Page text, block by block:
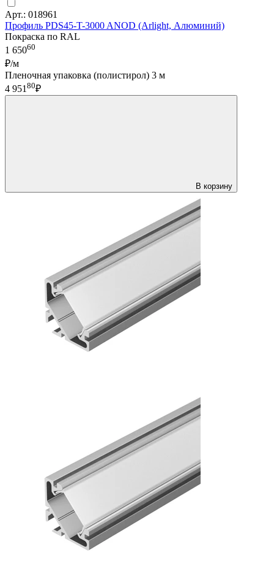
Арт.: 018961
Профиль PDS45-T-3000 ANOD (Arlight, Алюминий)
Покраска по RAL
1 65060
₽/м
Пленочная упаковка (полистирол) 3 м
4 951 80₽
В корзину